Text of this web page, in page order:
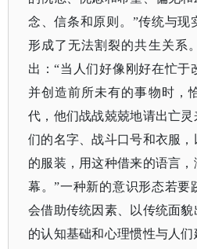
念、信条和原则。”传统与现
形成了无法割裂的共生关系
出：“当人们好像刚好在忙于
并创造前所未有的事物时，
代，他们战战兢兢地请出亡
们的名字、战斗口号和衣服
的服装，用这种借来的语言
幕。”一种新的意识形态若要
会借助传统因素、以传统面
的认知基础和心理惯性与人